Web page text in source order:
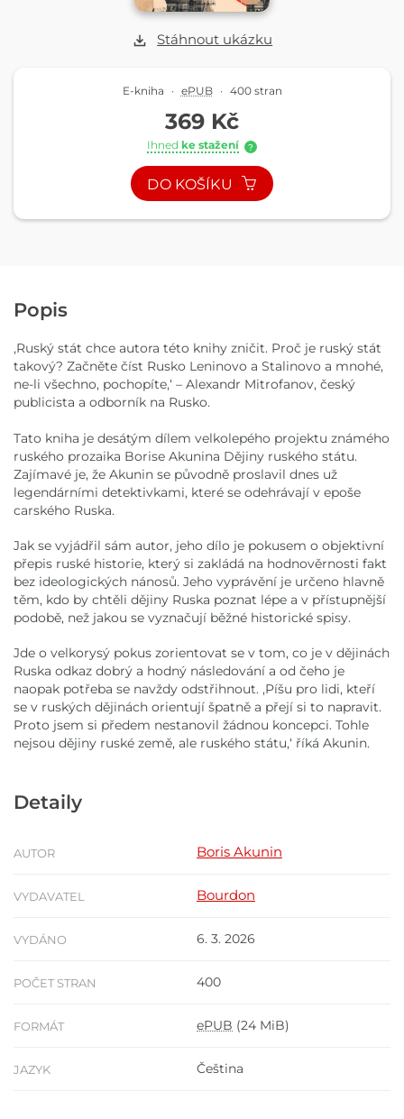
Stáhnout ukázku
E-kniha · ePUB · 400 stran
369 Kč
Ihned ke stažení ?
DO KOŠÍKU
Popis
,Ruský stát chce autora této knihy zničit. Proč je ruský stát
takový? Začněte číst Rusko Leninovo a Stalinovo a mnohé,
ne-li všechno, pochopíte,‘ – Alexandr Mitrofanov, český
publicista a odborník na Rusko.
Tato kniha je desátým dílem velkolepého projektu známého
ruského prozaika Borise Akunina Dějiny ruského státu.
Zajímavé je, že Akunin se původně proslavil dnes už
legendárními detektivkami, které se odehrávají v epoše
carského Ruska.
Jak se vyjádřil sám autor, jeho dílo je pokusem o objektivní
přepis ruské historie, který si zakládá na hodnověrnosti fakt
bez ideologických nánosů. Jeho vyprávění je určeno hlavně
těm, kdo by chtěli dějiny Ruska poznat lépe a v přístupnější
podobě, než jakou se vyznačují běžné historické spisy.
Jde o velkorysý pokus zorientovat se v tom, co je v dějinách
Ruska odkaz dobrý a hodný následování a od čeho je
naopak potřeba se navždy odstřihnout. ,Píšu pro lidi, kteří
se v ruských dějinách orientují špatně a přejí si to napravit.
Proto jsem si předem nestanovil žádnou koncepci. Tohle
nejsou dějiny ruské země, ale ruského státu,‘ říká Akunin.
Detaily
AUTOR Boris Akunin
VYDAVATEL Bourdon
VYDÁNO 6. 3. 2026
POČET STRAN 400
FORMÁT ePUB (24 MiB)
JAZYK Čeština